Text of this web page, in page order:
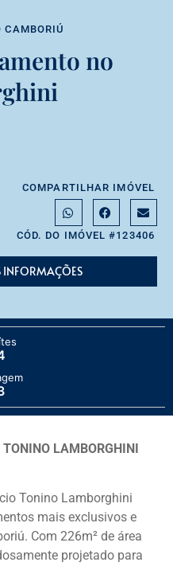
CAMBORIÚ
no
COMPARTILHAR IMÓVEL
CÓD. DO IMÓVEL #123406
INFORMAÇÕES
LAMBORGHINI
Tonino Lamborghini
mais exclusivos e
Com 226m² de área
projetado para